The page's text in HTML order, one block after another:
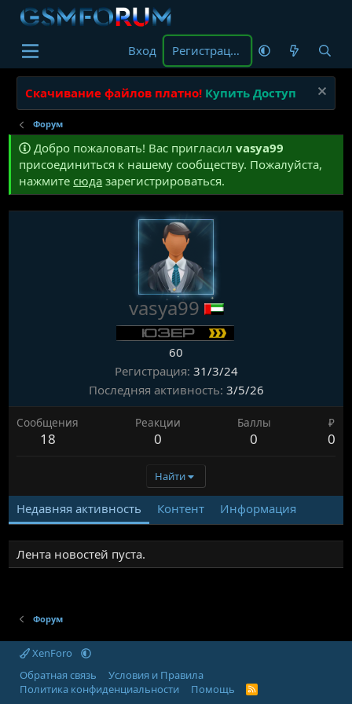
Вход Регистрация
Скачивание файлов платно! Купить Доступ
Форум
Добро пожаловать! Вас пригласилvasya99
присоединиться к нашему сообществу. Пожалуйста,
нажмите сюда зарегистрироваться.
vasya99
60
Регистрация 31/3/24
Последняя активность 3/5/26
Сообщения
18
Реакции
0
Баллы
0
₽
0
Найти
Недавняя активность Контент Информация
Лента новостей пуста.
Форум
XenForo
Обратная связь
Условия и Правила
Политика конфиденциальности
Помощь
R